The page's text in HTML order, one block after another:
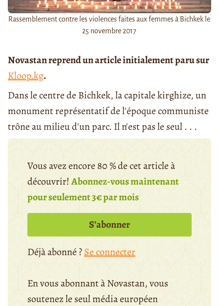
Rassemblement contre les violences faites aux femmes à Bichkek le
25 novembre 2017
Novastan reprend un article initialement paru sur
Kloop.kg.
Dans le centre de Bichkek, la capitale kirghize, un
monument représentatif de l'époque communiste
trône au milieu d'un parc. Il n'est pas le seul . . .
Vous avez encore 80 % de cet article à
découvrir!Abonnez-vous maintenant
pour seulement 3€ par mois
S’abonner
Déjà abonné ?Se connecter
En vous abonnant à Novastan, vous
soutenez le seul média européen